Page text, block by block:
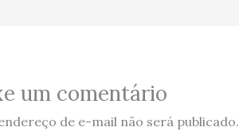
um comentário
de e-mail não será publicado.